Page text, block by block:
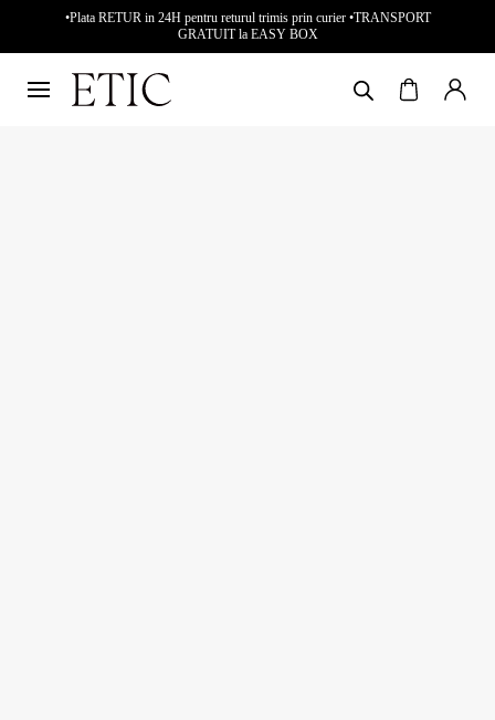
•Plata RETUR in 24H pentru returul trimis prin curier •TRANSPORT
GRATUIT la EASY BOX